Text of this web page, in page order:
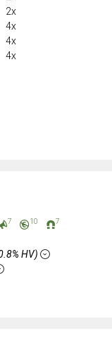
7 10 7
HV)
2x
4x
4x
4x